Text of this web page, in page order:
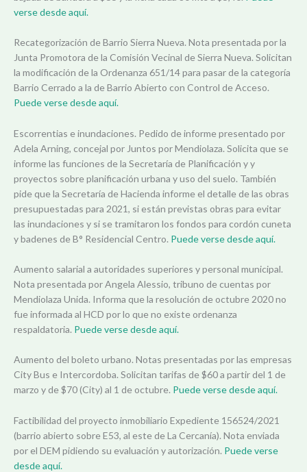
verse desde aquí.
Recategorización de Barrio Sierra Nueva. Nota presentada por la
Junta Promotora de la Comisión Vecinal de Sierra Nueva. Solicitan
la modificación de la Ordenanza 651/14 para pasar de la categoría
Barrio Cerrado a la de Barrio Abierto con Control de Acceso.
Puede verse desde aquí.
Escorrentias e inundaciones. Pedido de informe presentado por
Adela Arning, concejal por Juntos por Mendiolaza. Solicita que se
informe las funciones de la Secretaría de Planificación y y
proyectos sobre planificación urbana y uso del suelo. También
pide que la Secretaría de Hacienda informe el detalle de las obras
presupuestadas para 2021, si están previstas obras para evitar
las inundaciones y si se tramitaron los fondos para cordón cuneta
y badenes de B° Residencial Centro. Puede verse desde aquí.
Aumento salarial a autoridades superiores y personal municipal.
Nota presentada por Angela Alessio, tribuno de cuentas por
Mendiolaza Unida. Informa que la resolución de octubre 2020 no
fue informada al HCD por lo que no existe ordenanza
respaldatoria. Puede verse desde aquí.
Aumento del boleto urbano. Notas presentadas por las empresas
City Bus e Intercordoba. Solicitan tarifas de $60 a partir del 1 de
marzo y de $70 (City) al 1 de octubre. Puede verse desde aquí.
Factibilidad del proyecto inmobiliario Expediente 156524/2021
(barrio abierto sobre E53, al este de La Cercanía). Nota enviada
por el DEM pidiendo su evaluación y autorización. Puede verse
desde aquí.